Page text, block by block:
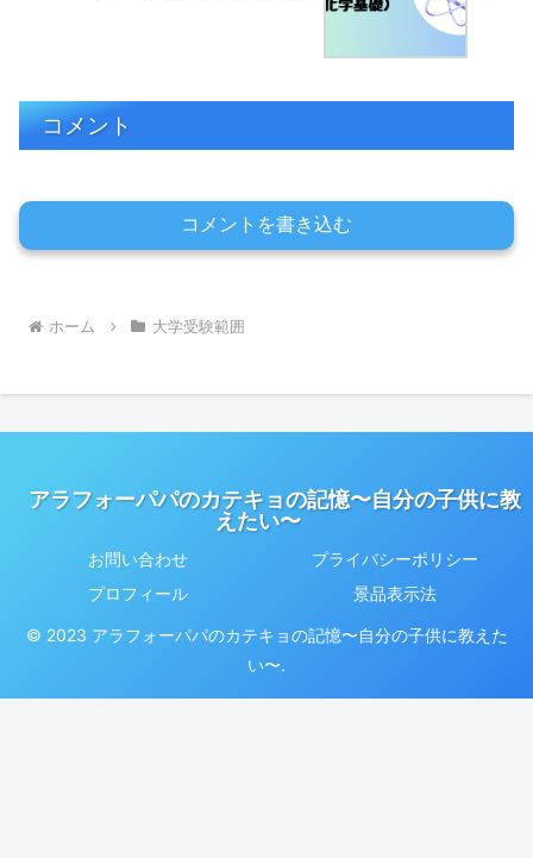
コメント
コメントを書き込む
ホーム 大学受験範囲
アラフォーパパのカテキョの記憶〜自分の子供に教
えたい〜
お問い合わせ
プライバシーポリシー
プロフィール
景品表示法
© 2023 アラフォーパパのカテキョの記憶〜自分の子供に教えた
い〜.